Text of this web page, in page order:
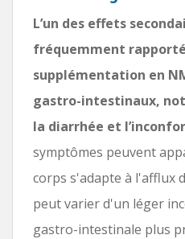
L’un des effets
fréquemment
supplémentation en
gastro-intestinaux,
la diarrhée et
symptômes peuvent
corps s'adapte à l'afflux
peut varier d'un léger
gastro-intestinale plus